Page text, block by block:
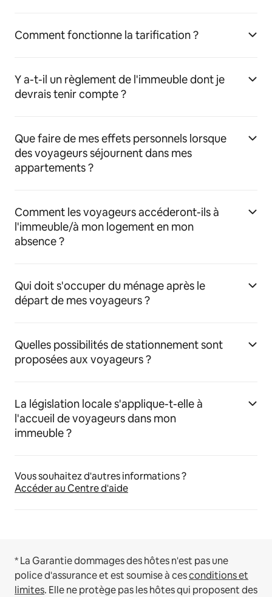
Comment fonctionne la tarification ?
Y a-t-il un règlement de l'immeuble dont je
devrais tenir compte ?
Que faire de mes effets personnels lorsque
des voyageurs séjournent dans mes
appartements ?
Comment les voyageurs accéderont-ils à
l'immeuble/à mon logement en mon
absence ?
Qui doit s'occuper du ménage après le
départ de mes voyageurs ?
Quelles possibilités de stationnement sont
proposées aux voyageurs ?
La législation locale s'applique-t-elle à
l'accueil de voyageurs dans mon
immeuble ?
Vous souhaitez d'autres informations ?
Accéder au Centre d'aide
* La Garantie dommages des hôtes n'est pas une
police d'assurance et est soumise à cesconditions et
limites. Elle ne protège pas les hôtes qui proposent des